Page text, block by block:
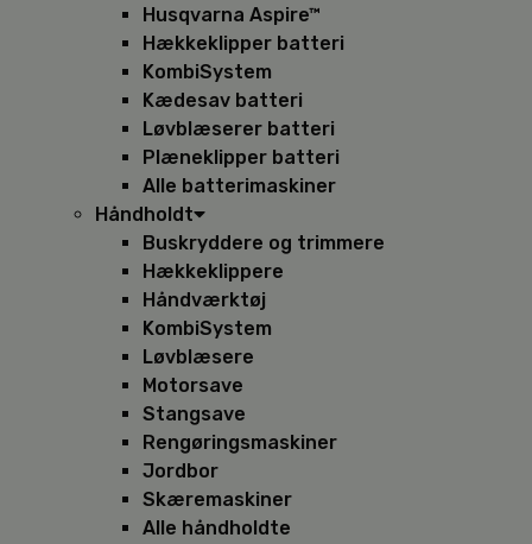
Husqvarna Aspire™
Hækkeklipper batteri
KombiSystem
Kædesav batteri
Løvblæserer batteri
Plæneklipper batteri
Alle batterimaskiner
Håndholdt
Buskryddere og trimmere
Hækkeklippere
Håndværktøj
KombiSystem
Løvblæsere
Motorsave
Stangsave
Rengøringsmaskiner
Jordbor
Skæremaskiner
Alle håndholdte